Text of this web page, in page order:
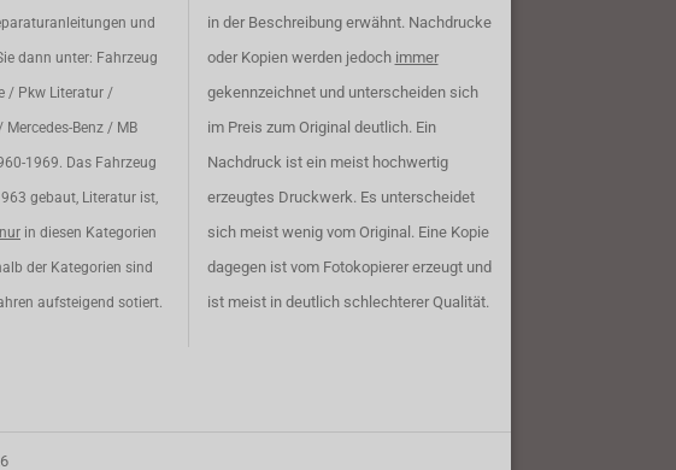
und
dann unter: Fahrzeug
/ Pkw Literatur /
Benz / MB
1969. Das Fahrzeug
gebaut, Literatur ist,
nur in diesen Kategorien
der Kategorien sind
aufsteigend sotiert.
in der Beschreibung erwähnt. Nachdrucke
oder Kopien werden jedoch immer
gekennzeichnet und unterscheiden sich
im Preis zum Original deutlich. Ein
Nachdruck ist ein meist hochwertig
erzeugtes Druckwerk. Es unterscheidet
sich meist wenig vom Original. Eine Kopie
dagegen ist vom Fotokopierer erzeugt und
ist meist in deutlich schlechterer Qualität.